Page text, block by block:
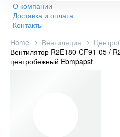
О компании
Доставка и оплата
Контакты
Home
Вентиляция
Вентилятор R2E180-CF91-05 /
центробежный Ebmpapst